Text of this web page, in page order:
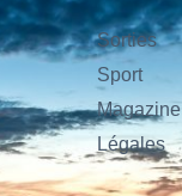
Sorties
Sport
Magazine
Légales